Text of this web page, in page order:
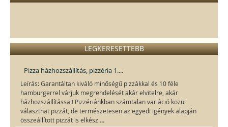
LEGKERESETTEBB
Pizza házhozszállítás, pizzéria 1....
Leírás: Garantáltan kiváló minőségű pizzákkal és 10 féle
hamburgerrel várjuk megrendelését akár elvitelre, akár
házhozszállítással! Pizzériánkban számtalan variáció közül
választhat pizzát, de természetesen az egyedi igények alapján
összeállított pizzát is elkész ...